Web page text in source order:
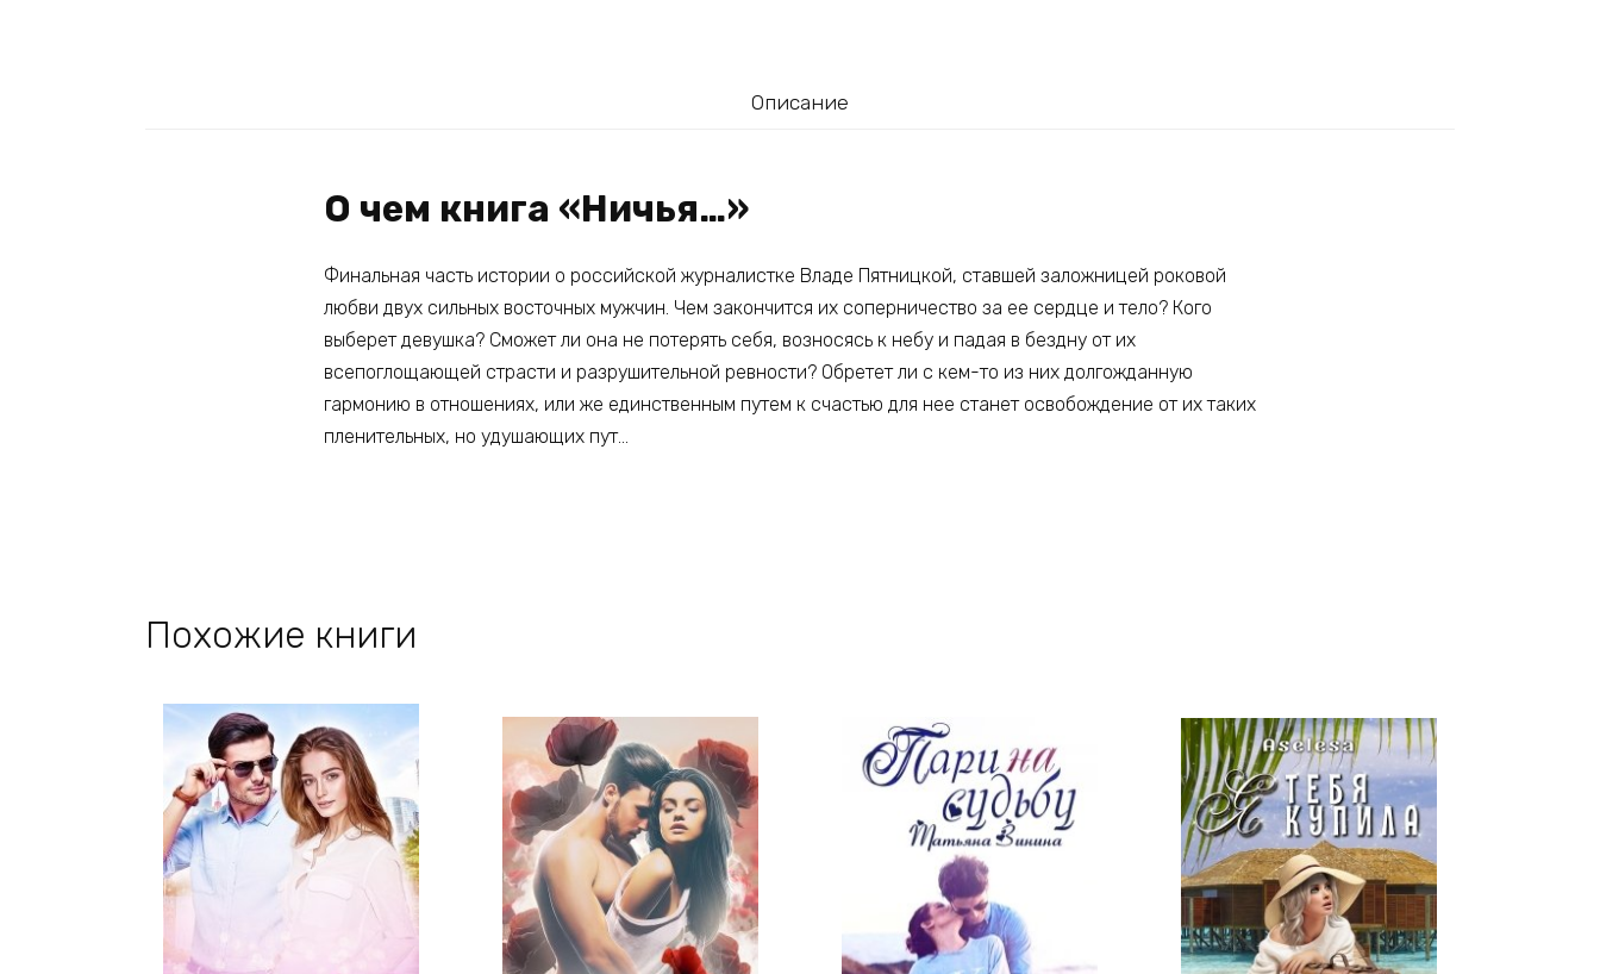
Описание
О чем книга «Ничья…»
Финальная часть истории о российской журналистке Владе Пятницкой, ставшей заложницей роковой
любви двух сильных восточных мужчин. Чем закончится их соперничество за ее сердце и тело? Кого
выберет девушка? Сможет ли она не потерять себя, возносясь к небу и падая в бездну от их
всепоглощающей страсти и разрушительной ревности? Обретет ли с кем-то из них долгожданную
гармонию в отношениях, или же единственным путем к счастью для нее станет освобождение от их таких
пленительных, но удушающих пут…
Похожие книги